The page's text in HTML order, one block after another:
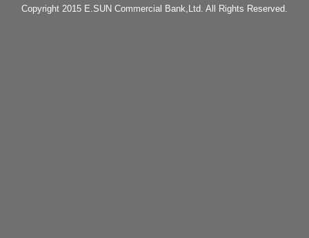
Copyright 2015 E.SUN Commercial Bank,Ltd. All Rights Reserved.